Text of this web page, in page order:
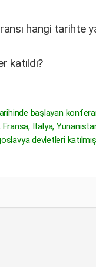
hangi tarihte
katıldı?
başlayan
Fransa, İtalya,
devletleri